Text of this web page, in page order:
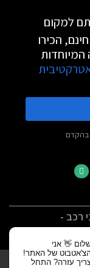
למקום
הכירו
בהקדם
רכב -
👋 אני
של האתר!
עזרה? התחל